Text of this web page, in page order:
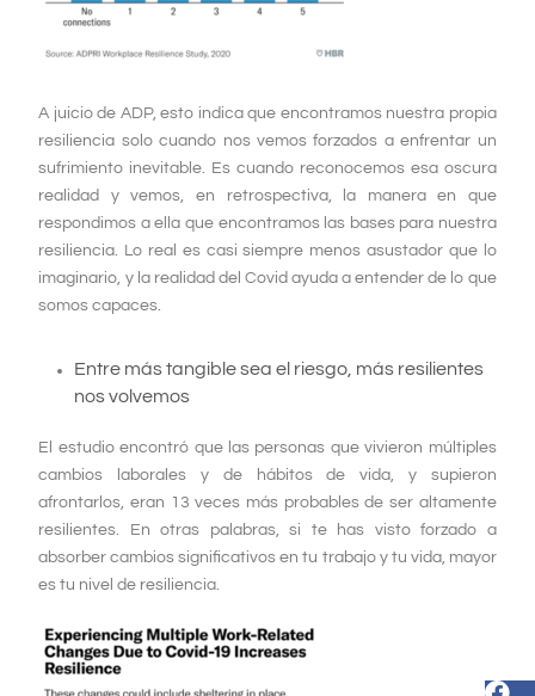
A juicio de ADP, esto indica que encontramos nuestra propia
resiliencia solo cuando nos vemos forzados a enfrentar un
sufrimiento inevitable. Es cuando reconocemos esa oscura
realidad y vemos, en retrospectiva, la manera en que
respondimos a ella que encontramos las bases para nuestra
resiliencia. Lo real es casi siempre menos asustador que lo
imaginario, y la realidad del Covid ayuda a entender de lo que
somos capaces.
Entre más tangible sea el riesgo, más resilientes
nos volvemos
El estudio encontró que las personas que vivieron múltiples
cambios laborales y de hábitos de vida, y supieron
afrontarlos, eran 13 veces más probables de ser altamente
resilientes. En otras palabras, si te has visto forzado a
absorber cambios significativos en tu trabajo y tu vida, mayor
es tu nivel de resiliencia.